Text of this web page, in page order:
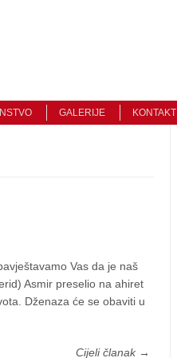
GALERIJE KONTAKT
Vas da je naš
Asmir preselio na ahiret
Dženaza će se obaviti u
Cijeli članak →